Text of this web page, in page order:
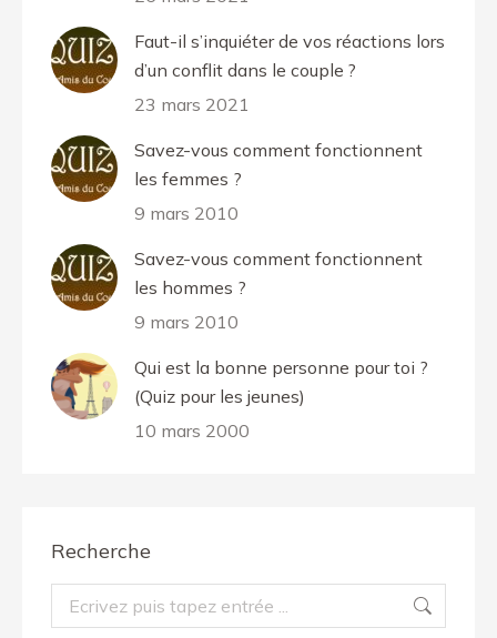
Faut-il s’inquiéter de vos réactions lors
d’un conflit dans le couple ?
23 mars 2021
Savez-vous comment fonctionnent
les femmes ?
9 mars 2010
Savez-vous comment fonctionnent
les hommes ?
9 mars 2010
Qui est la bonne personne pour toi ?
(Quiz pour les jeunes)
10 mars 2000
Recherche
Recherche
: